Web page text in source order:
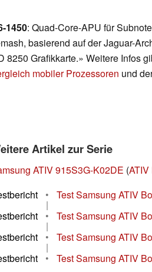
1450: Quad-Core-APU für
basierend auf der Jaguar-
8250 Grafikkarte.» Weitere Infos
mobiler Prozessoren und
Artikel zur Serie
ATIV 915S3G-K02DE (
• Test Samsung ATIV
|
• Test Samsung ATIV
|
• Test Samsung ATIV
|
• Test Samsung ATIV